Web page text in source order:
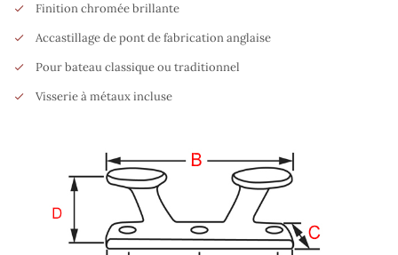
Finition chromée brillante
Accastillage de pont de fabrication anglaise
Pour bateau classique ou traditionnel
Visserie à métaux incluse